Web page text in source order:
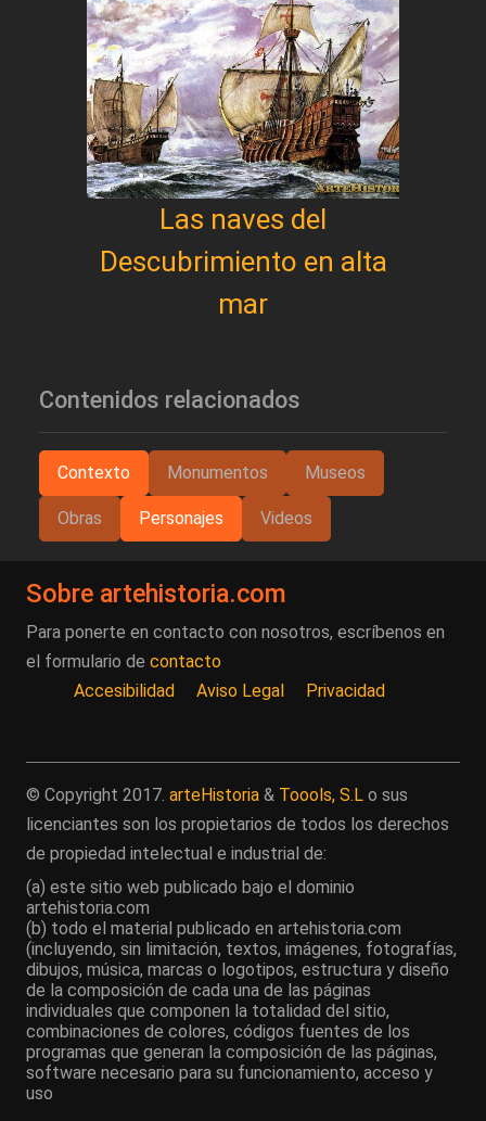
Las naves del
Descubrimiento en alta
mar
Contenidos relacionados
Contexto Monumentos Museos
Obras Personajes Videos
Sobre artehistoria.com
Para ponerte en contacto con nosotros, escríbenos en
el formulario de contacto
Accesibilidad
Aviso Legal Privacidad
© Copyright 2017. arteHistoria & Toools, S.L o sus
licenciantes son los propietarios de todos los derechos
de propiedad intelectual e industrial de:
(a) este sitio web publicado bajo el dominio
artehistoria.com
(b) todo el material publicado en artehistoria.com
(incluyendo, sin limitación, textos, imágenes, fotografías,
dibujos, música, marcas o logotipos, estructura y diseño
de la composición de cada una de las páginas
individuales que componen la totalidad del sitio,
combinaciones de colores, códigos fuentes de los
programas que generan la composición de las páginas,
software necesario para su funcionamiento, acceso y
uso